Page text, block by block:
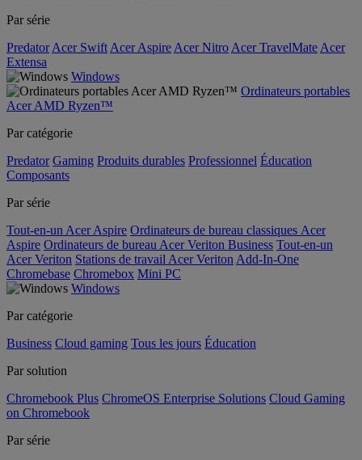
Par série
Predator Acer Swift Acer Aspire Acer Nitro Acer TravelMate Acer
Extensa
Windows
Ordinateurs portables
Acer AMD Ryzen™
Par catégorie
Predator Gaming Produits durables Professionnel Éducation
Composants
Par série
Tout-en-un Acer Aspire Ordinateurs de bureau classiques Acer
Aspire Ordinateurs de bureau Acer Veriton Business Tout-en-un
Acer Veriton Stations de travail Acer Veriton Add-In-One
Chromebase Chromebox Mini PC
Windows
Par catégorie
Business Cloud gaming Tous les jours Éducation
Par solution
Chromebook Plus ChromeOS Enterprise Solutions Cloud Gaming
on Chromebook
Par série